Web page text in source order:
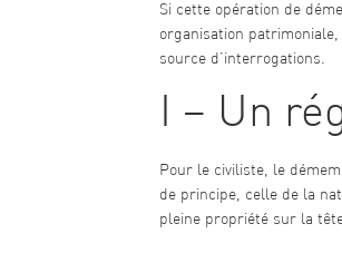
Si cette opération de
organisation
source d’interrogations.
I – Un
Pour le civiliste, le
de principe, celle de la
pleine propriété sur la